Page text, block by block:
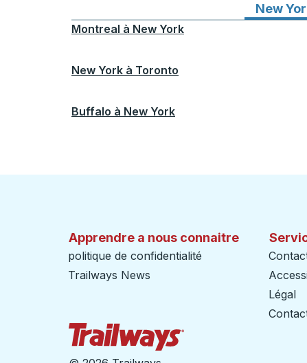
New
Montreal à New York
New York à Toronto
Buffalo à New York
Apprendre a nous connaitre
politique de confidentialité
Trailways News
Légal